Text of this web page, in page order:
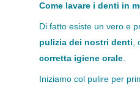
Come lavare i denti in
Di fatto esiste un vero e
pulizia dei nostri denti
corretta igiene orale
Iniziamo col pulire per